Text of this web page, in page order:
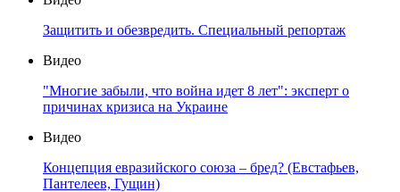
Защитить и обезвредить. Специальный репортаж
Видео
"Многие забыли, что война идет 8 лет": эксперт о
причинах кризиса на Украине
Видео
Концепция евразийского союза – бред? (Евстафьев,
Пантелеев, Гущин)